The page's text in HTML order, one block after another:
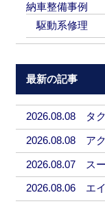
納車整備事例
駆動系修理
最新の記事
2026.08.08 タ
2026.08.08 ア
2026.08.07 ス
2026.08.06 エ